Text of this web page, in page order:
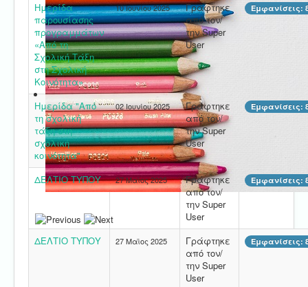
Ημερίδα
παρουσίασης
προγραμμάτων
«Από τη
Σχολική Τάξη
στη Σχολική
Κοινότητα»
10 Ιουνίου 2025
Γράφτηκε
από τον/
την Super
User
Εμφανίσεις:
Ημερίδα "Από
τη σχολική
τάξη στη
σχολική
κοινότητα"
02 Ιουνίου 2025
Γράφτηκε
από τον/
την Super
User
Εμφανίσεις:
ΔΕΛΤΙΟ ΤΥΠΟΥ 27 Μαϊος 2025
Γράφτηκε
από τον/
την Super
User
Εμφανίσεις:
ΔΕΛΤΙΟ ΤΥΠΟΥ 27 Μαϊος 2025
Γράφτηκε
από τον/
την Super
User
Εμφανίσεις: